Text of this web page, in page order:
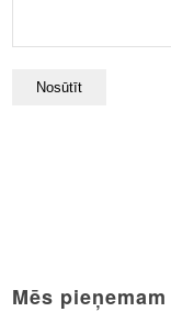
Mēs pieņemam